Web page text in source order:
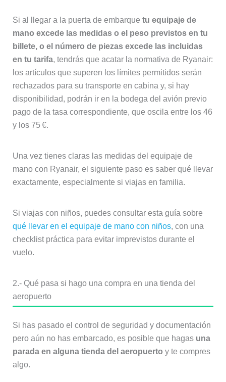
Si al llegar a la puerta de embarque tu equipaje de
mano excede las medidas o el peso previstos en tu
billete, o el número de piezas excede las incluidas
en tu tarifa, tendrás que acatar la normativa de Ryanair:
los artículos que superen los límites permitidos serán
rechazados para su transporte en cabina y, si hay
disponibilidad, podrán ir en la bodega del avión previo
pago de la tasa correspondiente, que oscila entre los 46
y los 75 €.
Una vez tienes claras las medidas del equipaje de
mano con Ryanair, el siguiente paso es saber qué llevar
exactamente, especialmente si viajas en familia.
Si viajas con niños, puedes consultar esta guía sobre
qué llevar en el equipaje de mano con niños, con una
checklist práctica para evitar imprevistos durante el
vuelo.
2.- Qué pasa si hago una compra en una tienda del
aeropuerto
Si has pasado el control de seguridad y documentación
pero aún no has embarcado, es posible que hagas una
parada en alguna tienda del aeropuerto y te compres
algo.